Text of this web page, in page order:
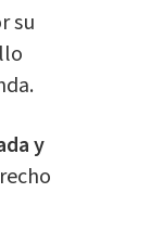
su
y